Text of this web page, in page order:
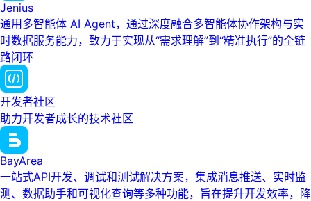
Jenius
通用多智能体 AI Agent，通过深度融合多智能体协作架构与实
时数据服务能力，致力于实现从“需求理解”到“精准执行”的全链
路闭环
开发者社区
助力开发者成长的技术社区
BayArea
一站式API开发、调试和测试解决方案，集成消息推送、实时监
测、数据助手和可视化查询等多种功能，旨在提升开发效率，降